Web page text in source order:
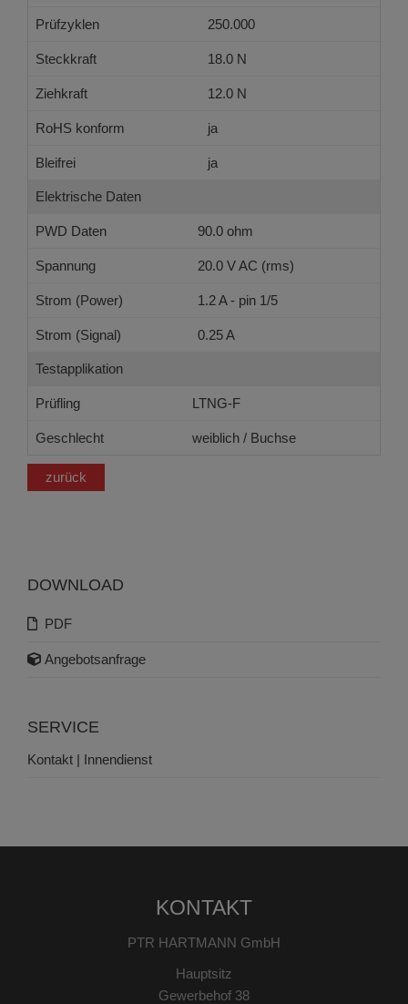
Prüfzyklen 250.000
Steckkraft 18.0 N
Ziehkraft 12.0 N
RoHS konform ja
Bleifrei ja
Elektrische Daten
PWD Daten 90.0 ohm
Spannung 20.0 V AC (rms)
Strom (Power) 1.2 A - pin 1/5
Strom (Signal) 0.25 A
Testapplikation
Prüfling LTNG-F
Geschlecht weiblich / Buchse
zurück
DOWNLOAD
PDF
Angebotsanfrage
SERVICE
Kontakt | Innendienst
KONTAKT
PTR HARTMANN GmbH
Hauptsitz
Gewerbehof 38